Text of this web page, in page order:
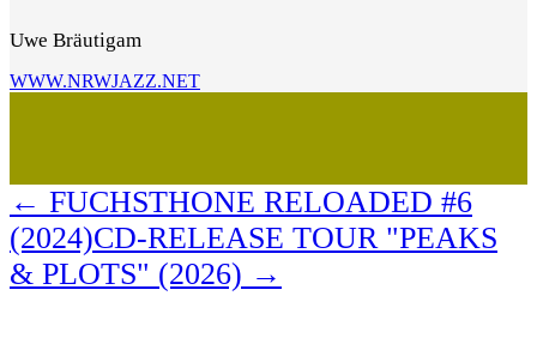
Uwe Bräutigam
WWW.NRWJAZZ.NET
← FUCHSTHONE RELOADED #6
(2024)CD-RELEASE TOUR "PEAKS
& PLOTS" (2026) →